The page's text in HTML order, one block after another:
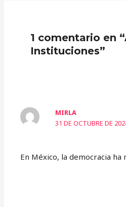
1 comentario en
Instituciones”
MIRLA
31 DE OCTUBRE DE
En México, la democracia ha